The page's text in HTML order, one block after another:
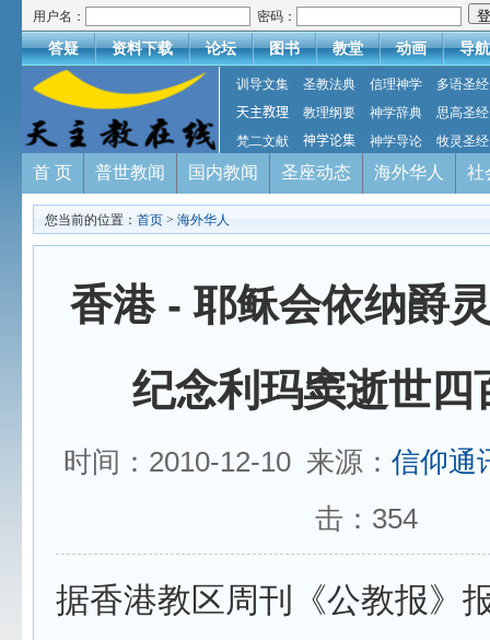
用户名： 密码：
答疑 资料下载 论坛 图书 教堂 动画 导航
训导文集 圣教法典 信理神学
多语圣经
天主教理
教理纲要 神学辞典
思高圣经
梵二文献
神学论集 神学导论 牧灵圣经
首 页 普世教闻 国内教闻 圣座动态 海外华人 社
您当前的位置： 首页 > 海外华人
香港 - 耶稣会依纳爵
纪念利玛窦逝世四
时间：2010-12-10 来源： 信仰通
击： 354
据香港教区周刊《公教报》